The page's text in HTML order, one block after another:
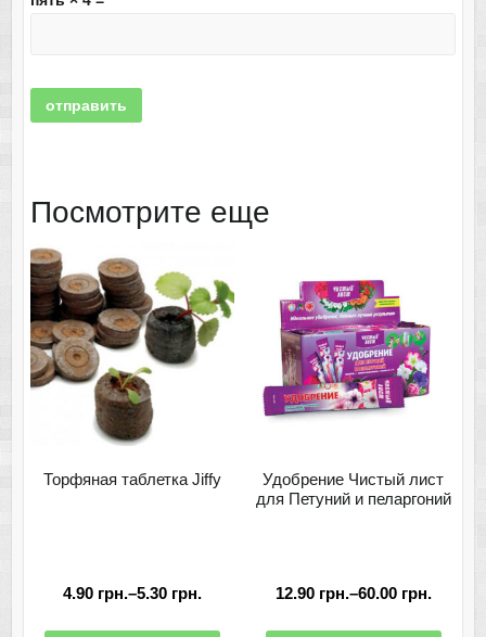
Посмотрите еще
Торфяная таблетка Jiffy
4.90 грн.–5.30 грн.
Удобрение Чистый лист
для Петуний и пеларгоний
12.90 грн.–60.00 грн.